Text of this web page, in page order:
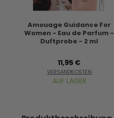
Amouage Guidance For
Women - Eau de Parfum -
Duftprobe - 2 ml
11,95 €
VERSANDKOSTEN
AUF LAGER